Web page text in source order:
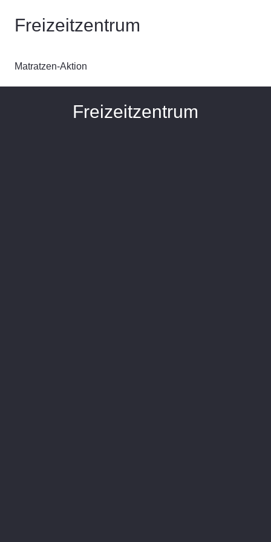
Freizeitzentrum
Matratzen-Aktion
Freizeitzentrum